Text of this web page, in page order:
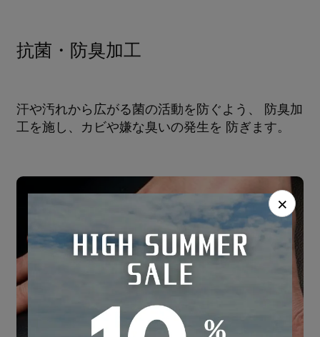
抗菌・防臭加工
汗や汚れから広がる菌の活動を防ぐよう、 防臭加
工を施し、カビや嫌な臭いの発生を 防ぎます。
×